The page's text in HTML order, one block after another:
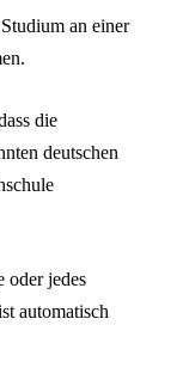
an einer
die
deutschen
oder jedes
automatisch